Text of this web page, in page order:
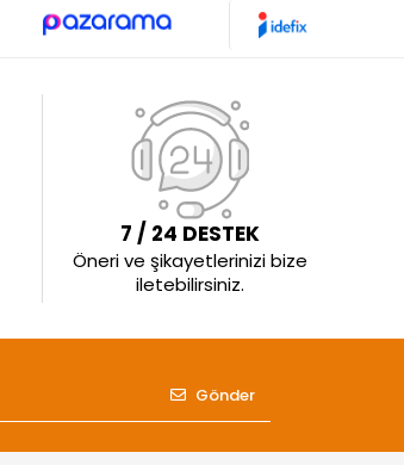
7 / 24 DESTEK
Öneri ve şikayetlerinizi bize
iletebilirsiniz.
Gönder